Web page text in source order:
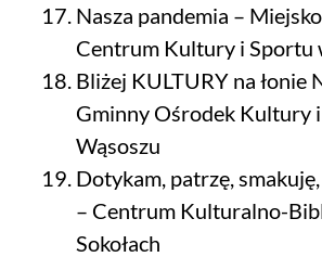
Nasza pandemia –
Centrum Kultury i Sportu
Bliżej KULTURY na łonie
Gminny Ośrodek Kultury
Wąsoszu
Dotykam, patrzę,
– Centrum Kulturalno-
Sokołach